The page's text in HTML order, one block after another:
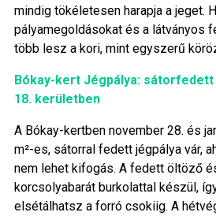
mindig tökéletesen harapja a jeget.
pályamegoldásokat és a látványos
több lesz a kori, mint egyszerű
Bókay-kert Jégpálya: sátorfedett
18. kerületben
A Bókay-kertben november 28. és
m²-es, sátorral fedett jégpálya vár,
nem lehet kifogás. A fedett öltöző
korcsolyabarát burkolattal készül,
elsétálhatsz a forró csokiig. A